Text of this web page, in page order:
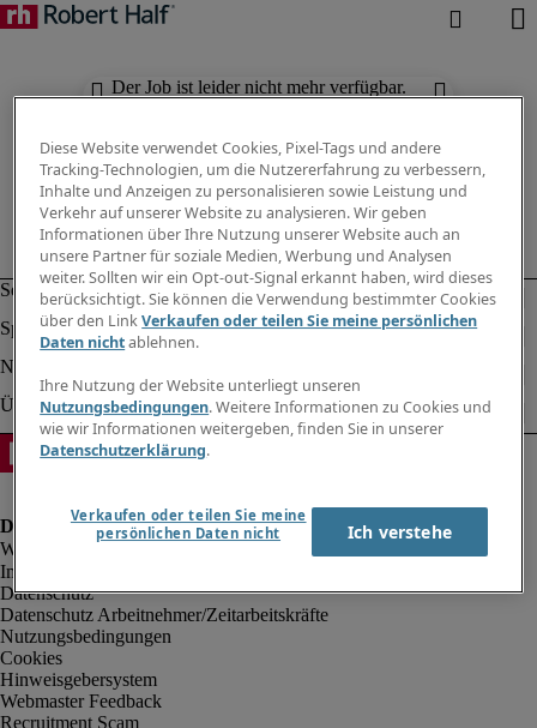
Der Job ist leider nicht mehr verfügbar.
Impressum
Datenschutz
Datenschutz Arbeitnehmer/Zeitarbeitskräfte
Nutzungsbedingungen
Cookies
Hinweisgebersystem
Webmaster Feedback
Recruitment Scam
Diese Website verwendet Cookies, Pixel-Tags und andere
Tracking-Technologien, um die Nutzererfahrung zu verbessern,
Inhalte und Anzeigen zu personalisieren sowie Leistung und
Verkehr auf unserer Website zu analysieren. Wir geben
Informationen über Ihre Nutzung unserer Website auch an
unsere Partner für soziale Medien, Werbung und Analysen
weiter. Sollten wir ein Opt-out-Signal erkannt haben, wird dieses
berücksichtigt. Sie können die Verwendung bestimmter Cookies
über den LinkVerkaufen oder teilen Sie meine persönlichen
Daten nichtablehnen.
Ihre Nutzung der Website unterliegt unseren
Nutzungsbedingungen. Weitere Informationen zu Cookies und
wie wir Informationen weitergeben, finden Sie in unserer
Datenschutzerklärung.
Verkaufen oder teilen Sie meine
persönlichen Daten nicht
Ich verstehe